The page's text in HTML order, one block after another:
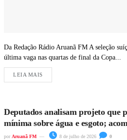
Da Redação Rádio Aruanã FM A seleção
última vaga nas quartas de final da Copa...
LEIA MAIS
Deputados analisam projeto que
mínima sobre água e esgoto;
por Aruanã FM 8 de julho de 2026 0